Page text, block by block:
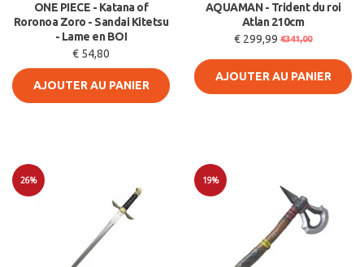
ONE PIECE - Katana of
Roronoa Zoro - Sandai Kitetsu
- Lame en BOI
€ 54,80
AJOUTER AU PANIER
AQUAMAN - Trident du roi
Atlan 210cm
€ 299,99 €341,00
AJOUTER AU PANIER
26% 19%